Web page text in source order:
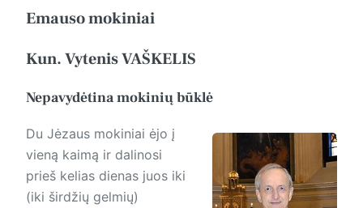
Emauso mokiniai
Kun. Vytenis VAŠKELIS
Nepavydėtina mokinių būklė
Du Jėzaus mokiniai ėjo į
vieną kaimą ir dalinosi
prieš kelias dienas juos iki
(iki širdžių gelmių)